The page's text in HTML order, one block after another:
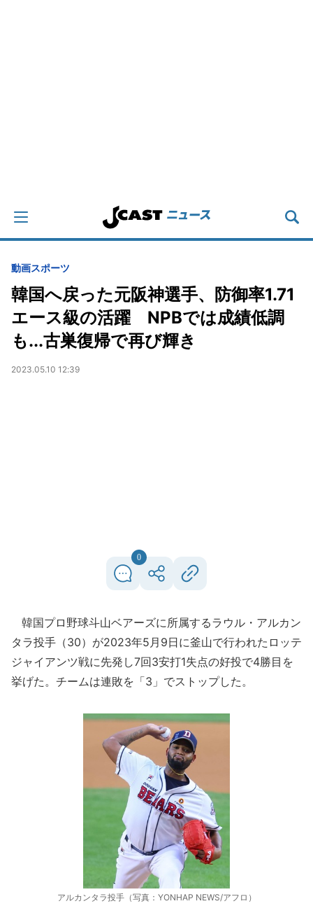
動画スポーツ
韓国へ戻った元阪神選手、防御率1.71
エース級の活躍 NPBでは成績低調
も...古巣復帰で再び輝き
2023.05.10 12:39
0
韓国プロ野球斗山ベアーズに所属するラウル・アルカン
タラ投手（30）が2023年5月9日に釜山で行われたロッテ
ジャイアンツ戦に先発し7回3安打1失点の好投で4勝目を
挙げた。チームは連敗を「3」でストップした。
アルカンタラ投手（写真：YONHAP NEWS/アフロ）